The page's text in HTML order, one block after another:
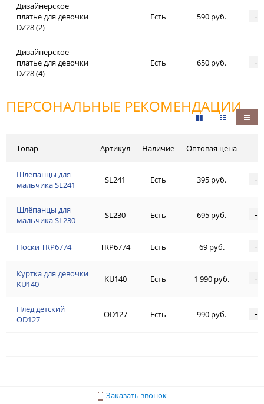
Дизайнерское
платье для девочки
DZ28 (2)
Дизайнерское
платье для девочки
DZ28 (4)
Есть 590 руб. -
Есть 650 руб. -
ПЕРСОНАЛЬНЫЕ РЕКОМЕНДАЦИИ
Товар
Шлепанцы для
мальчика SL241
Шлёпанцы для
мальчика SL230
Носки TRP6774
Куртка для девочки
KU140
Плед детский
OD127
Артикул Наличие Оптовая цена
SL241 Есть 395 руб. -
SL230 Есть 695 руб. -
TRP6774 Есть 69 руб. -
KU140 Есть 1 990 руб. -
OD127 Есть 990 руб. -
Заказать звонок